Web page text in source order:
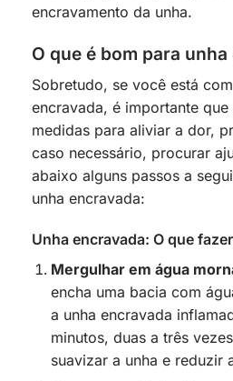
encravamento da unha.
O que é bom para
Sobretudo, se você está
encravada, é importante
medidas para aliviar a dor,
caso necessário, procurar
abaixo alguns passos a
unha encravada:
Unha encravada: O que
Mergulhar em água
encha uma bacia com
a unha encravada
minutos, duas a três
suavizar a unha e reduzir